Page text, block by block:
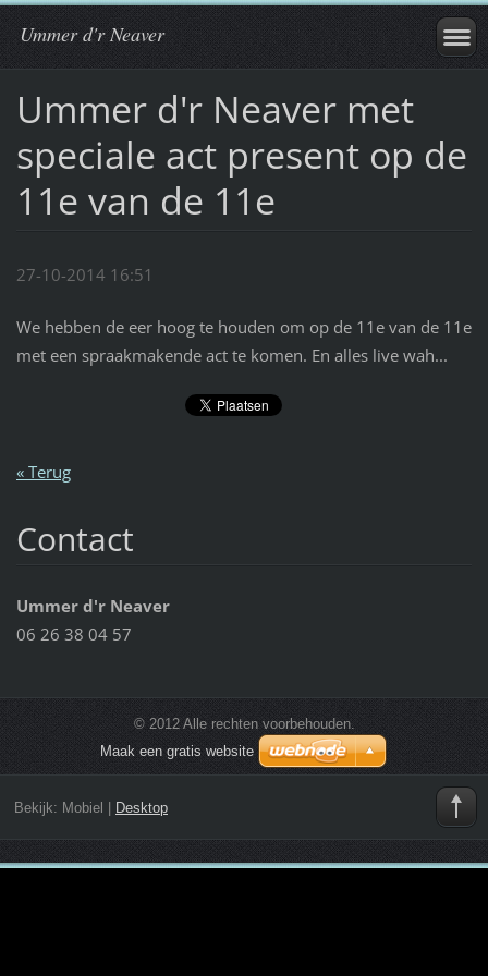
Ummer d'r Neaver
Ummer d'r Neaver met
speciale act present op de
11e van de 11e
27-10-2014 16:51
We hebben de eer hoog te houden om op de 11e van de 11e
met een spraakmakende act te komen. En alles live wah...
« Terug
Contact
Ummer d'r Neaver
06 26 38 04 57
© 2012 Alle rechten voorbehouden.
Maak een gratis website
Bekijk: Mobiel Desktop